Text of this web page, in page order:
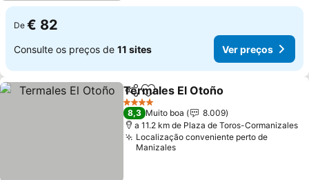
De € 82
Consulte os preços de 11 sites Ver preços
PartilharAdicionar aos favoritos
Termales El Otoño
4 Estrelas
8,3 Muito boa
8.009
a 11.2 km de Plaza de Toros-Cormanizales
Localização conveniente perto de
Manizales